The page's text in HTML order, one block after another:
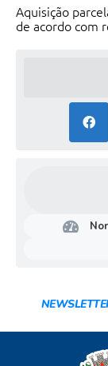
Aquisição
de acordo com